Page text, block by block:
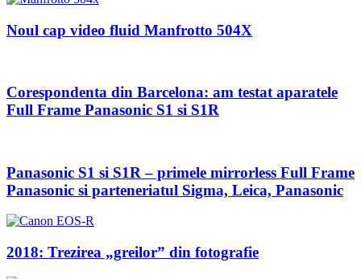
Noul cap video fluid Manfrotto 504X
Corespondenta din Barcelona: am testat aparatele
Full Frame Panasonic S1 si S1R
Panasonic S1 si S1R – primele mirrorless Full Frame
Panasonic si parteneriatul Sigma, Leica, Panasonic
2018: Trezirea „greilor” din fotografie